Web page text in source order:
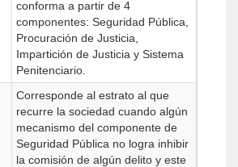
conforma a partir de 4
componentes: Seguridad Pública,
Procuración de Justicia,
Impartición de Justicia y Sistema
Penitenciario.
Corresponde al estrato al que
recurre la sociedad cuando algún
mecanismo del componente de
Seguridad Pública no logra inhibir
la comisión de algún delito y este